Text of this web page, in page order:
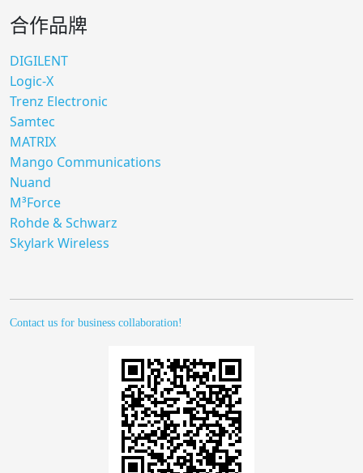
合作品牌
DIGILENT
Logic-X
Trenz Electronic
Samtec
MATRIX
Mango Communications
Nuand
M³Force
Rohde & Schwarz
Skylark Wireless
Contact us for business collaboration!